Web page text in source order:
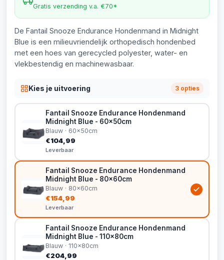
Gratis verzending v.a. €70*
De Fantail Snooze Endurance Hondenmand in Midnight
Blue is een milieuvriendelijk orthopedisch hondenbed
met een hoes van gerecycled polyester, water- en
vlekbestendig en machinewasbaar.
Kies je uitvoering 3 opties
Fantail Snooze Endurance Hondenmand
Midnight Blue - 60x50cm
Blauw · 60x50cm
€104,99
Leverbaar
Fantail Snooze Endurance Hondenmand
Midnight Blue - 80x60cm
Blauw · 80x60cm
€154,99
Leverbaar
Fantail Snooze Endurance Hondenmand
Midnight Blue - 110x80cm
Blauw · 110x80cm
€204,99